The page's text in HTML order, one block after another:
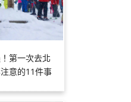
第一次去北
意的11件事